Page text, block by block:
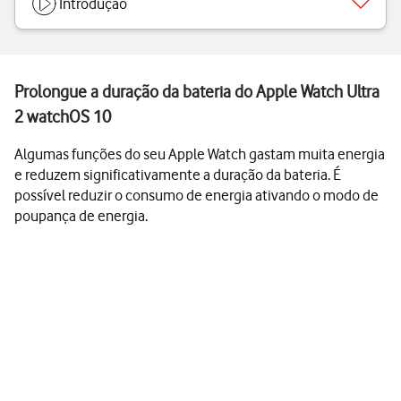
Introdução
Prolongue a duração da bateria do Apple Watch Ultra
2 watchOS 10
Algumas funções do seu Apple Watch gastam muita energia
e reduzem significativamente a duração da bateria. É
possível reduzir o consumo de energia ativando o modo de
poupança de energia.